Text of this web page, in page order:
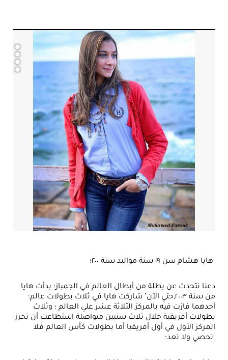
دعنا نتحدث عن بطلة من أبطال العالم في الجمباز؛ بدأت هايا
من سنة ٢٠٠٣,حتي الآن’ شاركت هايا في ثلاث بطولات عالم؛
أحدهما فازت فيه بالمركز الثلاثة عشر علي العالم ؛ وثلاث
بطولات أفريقية خلال ثلاث سنيين متواصلة استطاعت أن تحرز
المركز الأول في أول أفريقيا أما بطولات كأس العالم فلا